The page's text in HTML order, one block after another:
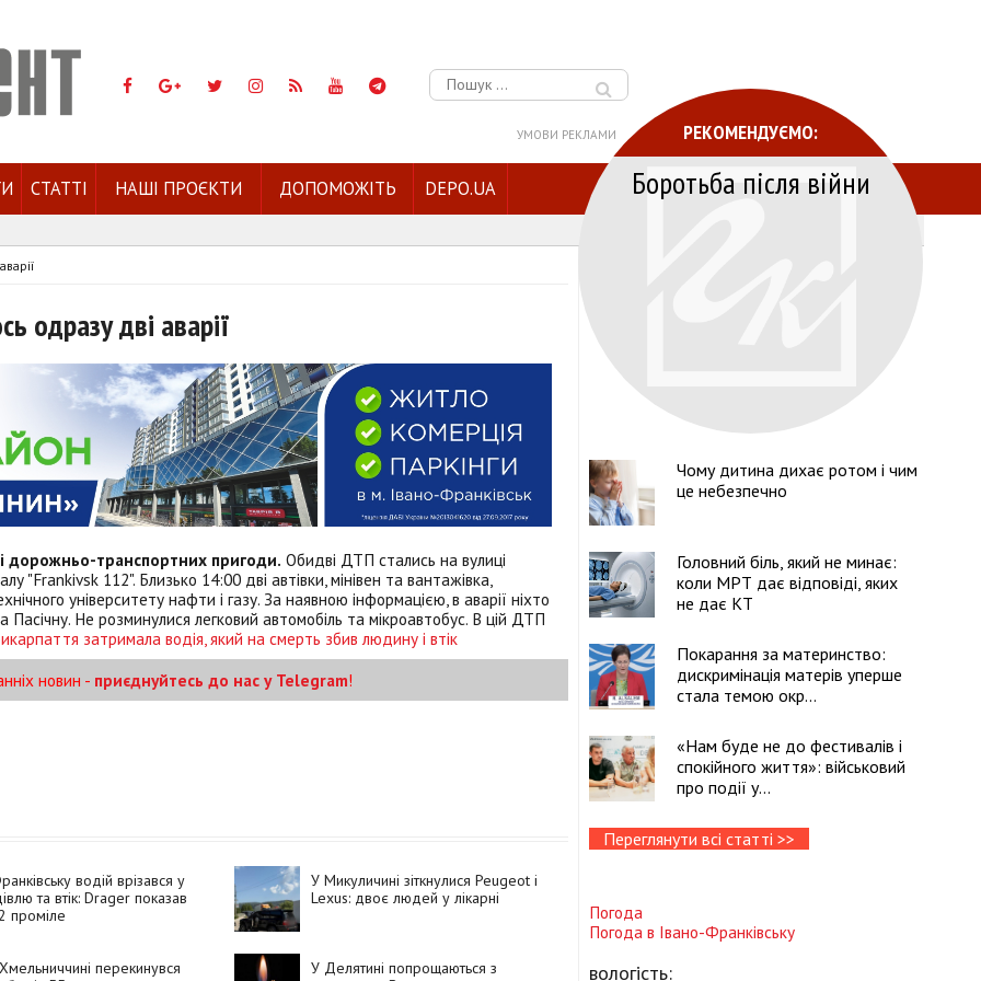
Пошук:
УМОВИ РЕКЛАМИ
СТАТТІ НАШІ ПРОЄКТИ ДОПОМОЖІТЬ DEPO.UA
одразу дві аварії
дорожньо-транспортних пригоди. Обидві ДТП стались на вулиці
112". Близько 14:00 дві автівки, мінівен та вантажівка,
університету нафти і газу. За наявною інформацією, в аварії ніхто
Не розминулися легковий автомобіль та мікроавтобус. В цій ДТП
затримала водія, який на смерть збив людину і втік
новин - приєднуйтесь до нас у Telegram!
водій врізався у
та втік: Drager показав
проміле
У Микуличині зіткнулися Peugeot і
Lexus: двоє людей у лікарні
перекинувся
У Делятині попрощаються з
РЕКОМЕНДУЄМО:
Боротьба після війни
Чому дитина дихає ротом і чим
це небезпечно
Головний біль, який не минає:
коли МРТ дає відповіді, яких
не дає КТ
Покарання за материнство:
дискримінація матерів уперше
стала темою окр...
«Нам буде не до фестивалів і
спокійного життя»: військовий
про події у...
Переглянути всі статті >>
Погода
Погода в Івано-Франківську
вологість: